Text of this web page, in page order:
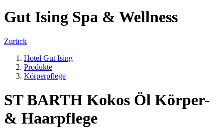
Gut Ising Spa & Wellness
Zurück
Hotel Gut Ising
Produkte
Körperpflege
ST BARTH Kokos Öl Körper-
& Haarpflege